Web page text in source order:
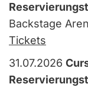
Backstage
Tickets
31.07.2026